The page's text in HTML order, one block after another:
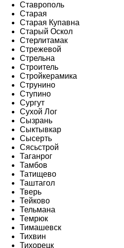
Ставрополь
Старая
Старая Купавна
Старый Оскол
Стерлитамак
Стрежевой
Стрельна
Строитель
Стройкерамика
Струнино
Ступино
Сургут
Сухой Лог
Сызрань
Сыктывкар
Сысерть
Сясьстрой
Таганрог
Тамбов
Татищево
Таштагол
Тверь
Тейково
Тельмана
Темрюк
Тимашевск
Тихвин
Тихорецк